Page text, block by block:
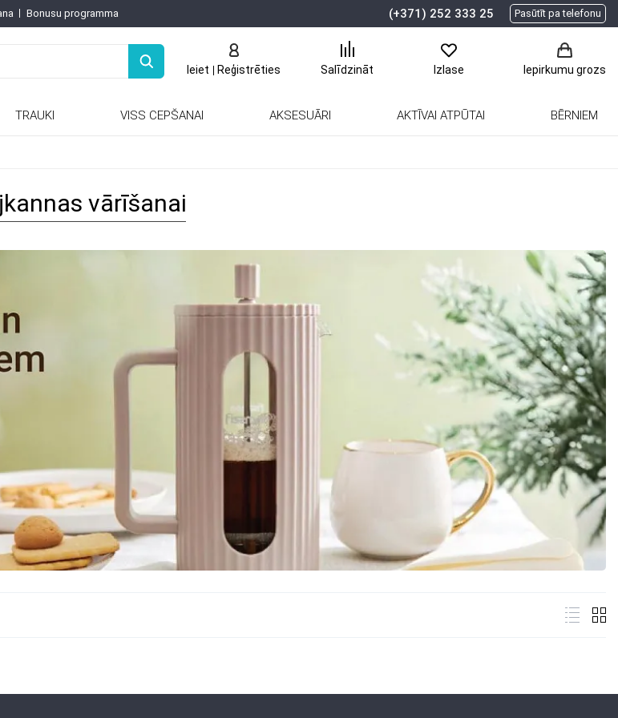
Bonusu programma (+371) 252 333 25 Pasūtīt pa telefonu
Ieiet Reģistrēties Salīdzināt Izlase Iepirkumu grozs
TRAUKI VISS CEPŠANAI AKSESUĀRI AKTĪVAI ATPŪTAI BĒRNIEM
vārīšanai